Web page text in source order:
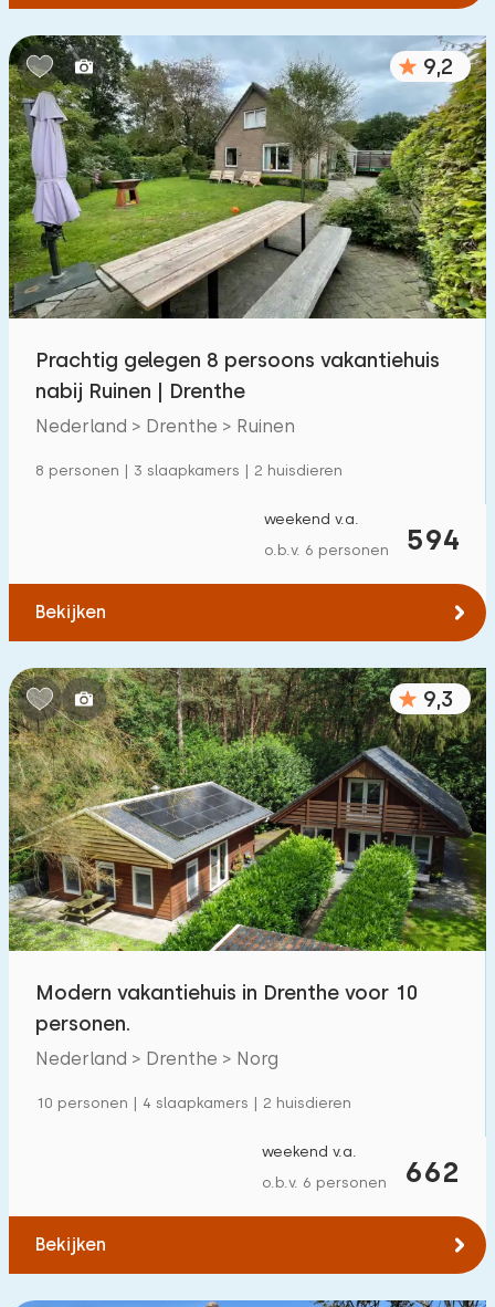
9,2
Prachtig gelegen 8 persoons vakantiehuis
nabij Ruinen | Drenthe
Nederland > Drenthe > Ruinen
8 personen | 3 slaapkamers | 2 huisdieren
594
weekend v.a.
o.b.v. 6 personen
Bekijken
9,3
Modern vakantiehuis in Drenthe voor 10
personen.
Nederland > Drenthe > Norg
10 personen | 4 slaapkamers | 2 huisdieren
662
weekend v.a.
o.b.v. 6 personen
Bekijken